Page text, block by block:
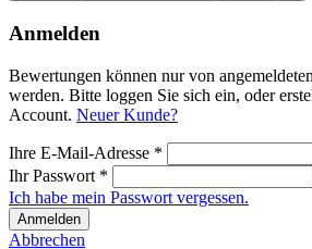
Anmelden
Bewertungen können nur von
werden. Bitte loggen Sie sich ein, oder
Account. Neuer Kunde?
Ihre E-Mail-Adresse *
Ihr Passwort *
Ich habe mein Passwort vergessen.
Anmelden
Abbrechen